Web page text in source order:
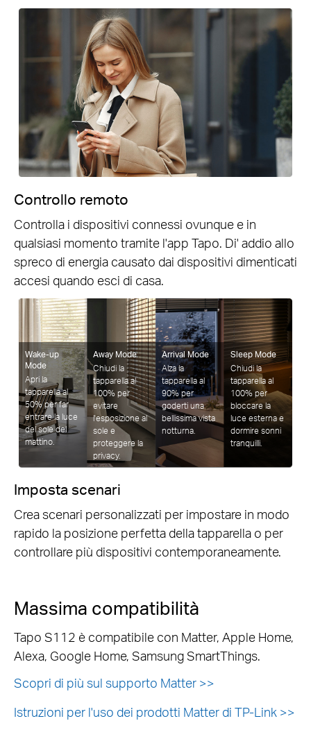
Controllo remoto
Controlla i dispositivi connessi ovunque e in
qualsiasi momento tramite l'app Tapo. Di' addio allo
spreco di energia causato dai dispositivi dimenticati
accesi quando esci di casa.
Wake-up
Mode
Apri la
tapparella al
50% per far
entrare la luce
del sole del
mattino.
Away Mode
Chiudi la
tapparella al
100% per
evitare
l'esposizione al
sole e
proteggere la
privacy.
Arrival Mode
Alza la
tapparella al
90% per
goderti una
bellissima vista
notturna.
Sleep Mode
Chiudi la
tapparella al
100% per
bloccare la
luce esterna e
dormire sonni
tranquilli.
Imposta scenari
Crea scenari personalizzati per impostare in modo
rapido la posizione perfetta della tapparella o per
controllare più dispositivi contemporaneamente.
Massima compatibilità
Tapo S112 è compatibile con Matter, Apple Home,
Alexa, Google Home, Samsung SmartThings.
Scopri di più sul supporto Matter >>
Istruzioni per l'uso dei prodotti Matter di TP-Link >>